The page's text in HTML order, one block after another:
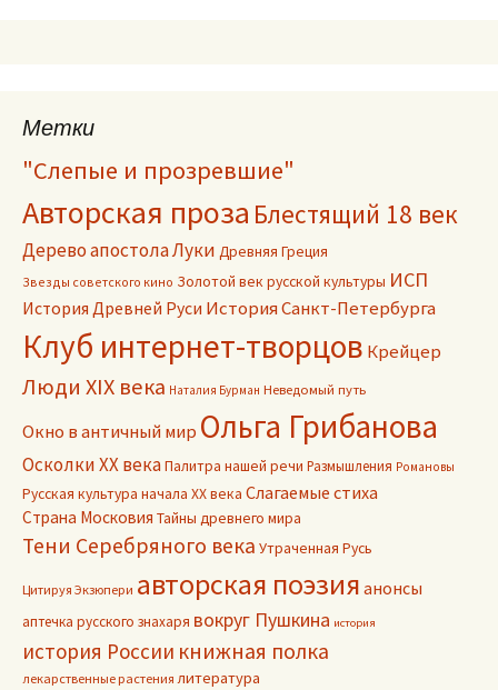
Метки
"Слепые и прозревшие"
Авторская проза Блестящий 18 век
Дерево апостола Луки Древняя Греция
Звезды советского кино Золотой век русской культуры ИСП
История Древней Руси История Санкт-Петербурга
Клуб интернет-творцов Крейцер
Люди XIX века Наталия Бурман Неведомый путь
Окно в античный мир Ольга Грибанова
Осколки ХХ векаПалитра нашей речи Размышления Романовы
Русская культура начала ХХ века Слагаемые стиха
Страна Московия Тайны древнего мира
Тени Серебряного века Утраченная Русь
Цитируя Экзюпери авторская поэзия анонсы
аптечка русского знахаря вокруг Пушкина история
история России книжная полка
лекарственные растения литература